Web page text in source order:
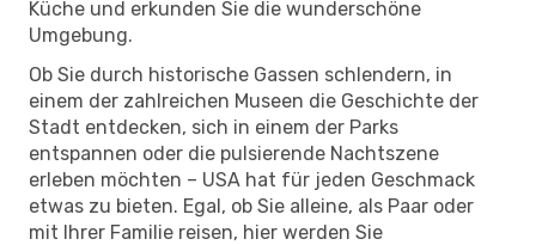
Küche und erkunden Sie die wunderschöne
Umgebung.
Ob Sie durch historische Gassen schlendern, in
einem der zahlreichen Museen die Geschichte der
Stadt entdecken, sich in einem der Parks
entspannen oder die pulsierende Nachtszene
erleben möchten – USA hat für jeden Geschmack
etwas zu bieten. Egal, ob Sie alleine, als Paar oder
mit Ihrer Familie reisen, hier werden Sie